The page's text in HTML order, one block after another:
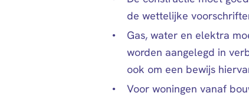
de wettelijke
Gas, water en elektra
worden aangelegd in
ook om een bewijs
Voor woningen vanaf